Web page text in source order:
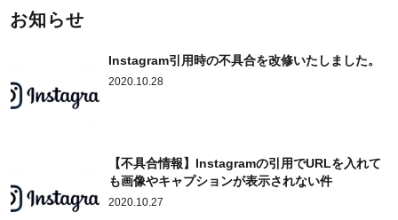
お知らせ
Instagram引用時の不具合を改修いたしました。
2020.10.28
【不具合情報】Instagramの引用でURLを入れて
も画像やキャプションが表示されない件
2020.10.27